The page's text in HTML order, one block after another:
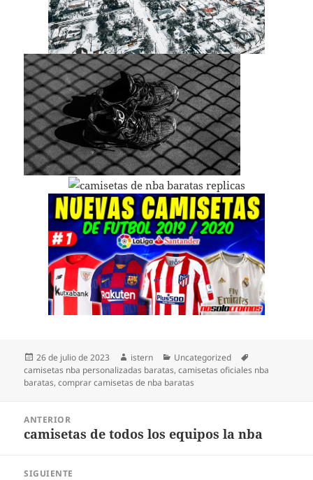
Publicado
el
26 de julio de 2023 Autor
istern Categorías
Uncategorized
camisetas nba personalizadas baratas,camisetas oficiales nba
baratas,comprar camisetas de nba baratas
entradas
ANTERIOR
Entrada
camisetas de todos los equipos la nba
SIGUIENTE